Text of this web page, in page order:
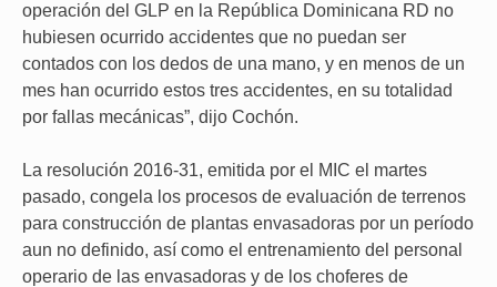
operación del GLP en la República Dominicana RD no
hubiesen ocurrido accidentes que no puedan ser
contados con los dedos de una mano, y en menos de un
mes han ocurrido estos tres accidentes, en su totalidad
por fallas mecánicas”, dijo Cochón.
La resolución 2016-31, emitida por el MIC el martes
pasado, congela los procesos de evaluación de terrenos
para construcción de plantas envasadoras por un período
aun no definido, así como el entrenamiento del personal
operario de las envasadoras y de los choferes de